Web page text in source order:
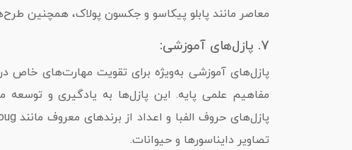
معاصر مانند پابلو پیکاسو و جکسون پولاک، همچنین
7. پازل‌های آموزشی:
پازل‌های آموزشی به‌ویژه برای تقویت مهارت‌های خاص در
مفاهیم علمی پایه. این پازل‌ها به یادگیری و
پازل‌های حروف الفبا و اعداد از برندهای معروف مانند Melissa & Doug و Hape، همچنین
تصاویر دایناسورها و حیوانات.